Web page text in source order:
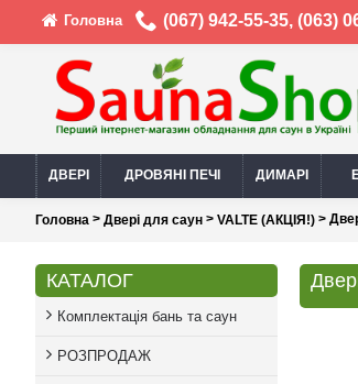
Головна (067) 942-55-35, (063)
ДВЕРІ ДРОВЯНІ ПЕЧІ ДИМАРІ
Головна > Двері для саун > VALTE (АКЦІЯ!) >
КАТАЛОГ
Комплектація бань та саун
РОЗПРОДАЖ